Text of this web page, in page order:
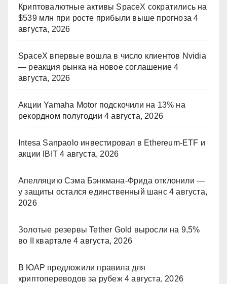
Криптовалютные активы SpaceX сократились на
$539 млн при росте прибыли выше прогноза 4
августа, 2026
SpaceX впервые вошла в число клиентов Nvidia
— реакция рынка на новое соглашение 4
августа, 2026
Акции Yamaha Motor подскочили на 13% на
рекордном полугодии 4 августа, 2026
Intesa Sanpaolo инвестировал в Ethereum-ETF и
акции IBIT 4 августа, 2026
Апелляцию Сэма Бэнкмана-Фрида отклонили —
у защиты остался единственный шанс 4 августа,
2026
Золотые резервы Tether Gold выросли на 9,5%
во II квартале 4 августа, 2026
В ЮАР предложили правила для
криптопереводов за рубеж 4 августа, 2026